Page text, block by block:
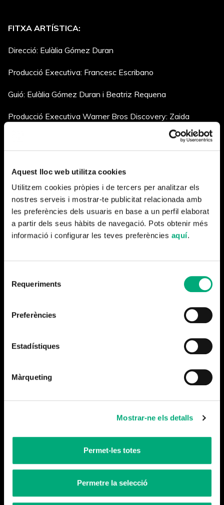
Aquest lloc web utilitza cookies
Utilitzem cookies pròpies i de tercers per analitzar els
nostres serveis i mostrar-te publicitat relacionada amb
les preferències dels usuaris en base a un perfil elaborat
a partir dels seus hàbits de navegació. Pots obtenir més
informació i configurar les teves preferències aquí.
Requeriments
Preferències
Estadístiques
Màrqueting
Mostrar-ne els detalls
Permet-les totes
Permetre la selecció
FITXA ARTÍSTICA:
Direcció: Eulàlia Gómez Duran
Producció Executiva: Francesc Escribano
Guió: Eulàlia Gómez Duran i Beatriz Requena
Producció Executiva Warner Bros Discovery: Zaida
Producció Executiva Minoria Absoluta: David Felani
Direcció de Producció Minoria Absoluta: Mireia Gaitán
Direcció de Producció: Jordi Marquès
Subdirecció: Beatriz Requena
Cap de Producció: Nora Castillo
Realització i imatge: Josep Serra i Guillem Trius
Cap d’Edició: Roger Gispert
Redacció: Nacho Creus, Marta Duran, Cristina Rubio i Marc
Serena
Grafisme: Sergi Esgleas
Més notícies